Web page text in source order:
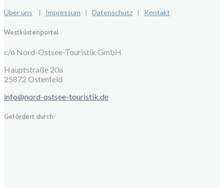
Über uns | Impressum | Datenschutz | Kontakt
Westküstenportal
c/o Nord-Ostsee-Touristik GmbH
Hauptstraße 20a
25872 Ostenfeld
info@nord-ostsee-touristik.de
Gefördert durch: